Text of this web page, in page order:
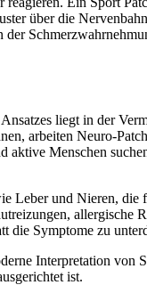
über die
liegt in der
arbeiten Neuro-
aktive Menschen
Leber und Nieren, die
allergische
die Symptome zu
Interpretation von
ist.